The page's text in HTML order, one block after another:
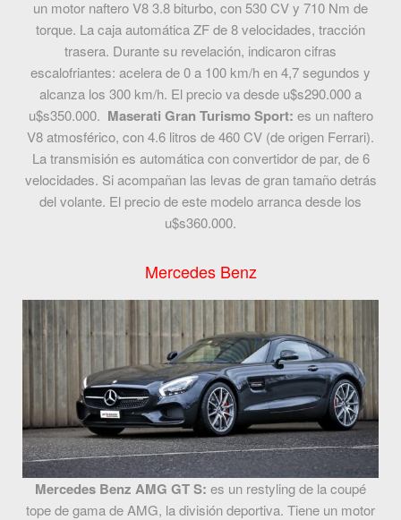
un motor naftero V8 3.8 biturbo, con 530 CV y 710 Nm de
torque. La caja automática ZF de 8 velocidades, tracción
trasera. Durante su revelación, indicaron cifras
escalofriantes: acelera de 0 a 100 km/h en 4,7 segundos y
alcanza los 300 km/h. El precio va desde u$s290.000 a
u$s350.000. Maserati Gran Turismo Sport: es un naftero
V8 atmosférico, con 4.6 litros de 460 CV (de origen Ferrari).
La transmisión es automática con convertidor de par, de 6
velocidades. Si acompañan las levas de gran tamaño detrás
del volante. El precio de este modelo arranca desde los
u$s360.000.
Mercedes Benz
Mercedes Benz AMG GT S: es un restyling de la coupé
tope de gama de AMG, la división deportiva. Tiene un motor